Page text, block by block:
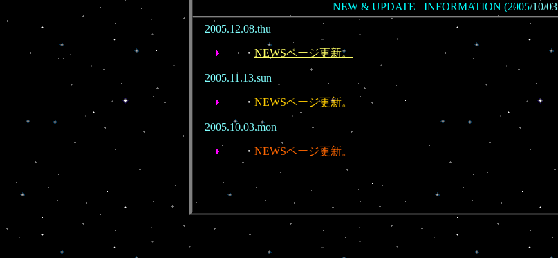
NEW & UPDATE INFORMATION (2005/10/03
2005.12.08.thu
・ NEWSページ更新。
2005.11.13.sun
・ NEWSページ更新。
2005.10.03.mon
・ NEWSページ更新。